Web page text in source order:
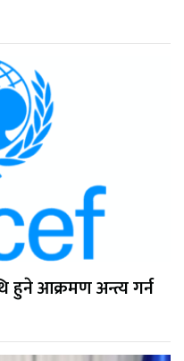
हुने आक्रमण अन्त्य गर्न